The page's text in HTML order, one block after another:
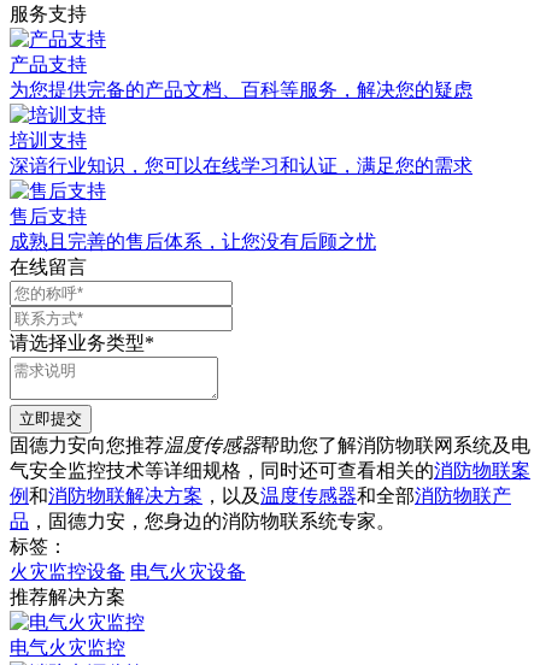
服务支持
产品支持
为您提供完备的产品文档、百科等服务，解决您的疑虑
培训支持
深谙行业知识，您可以在线学习和认证，满足您的需求
售后支持
成熟且完善的售后体系，让您没有后顾之忧
在线留言
请选择业务类型*
立即提交
固德力安向您推荐温度传感器帮助您了解消防物联网系统及电
气安全监控技术等详细规格，同时还可查看相关的消防物联案
例和消防物联解决方案 ，以及温度传感器和全部消防物联产
品 ，固德力安，您身边的消防物联系统专家。
标签：
火灾监控设备 电气火灾设备
推荐解决方案
电气火灾监控